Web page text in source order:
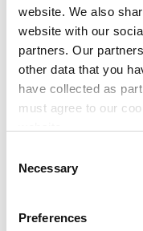
website. We also
website with our
partners. Our
other data that you
have collected as
must agree to our
Selection
Necessary
Preferences
Perché scegliere
Manzo
biologiche
e nel